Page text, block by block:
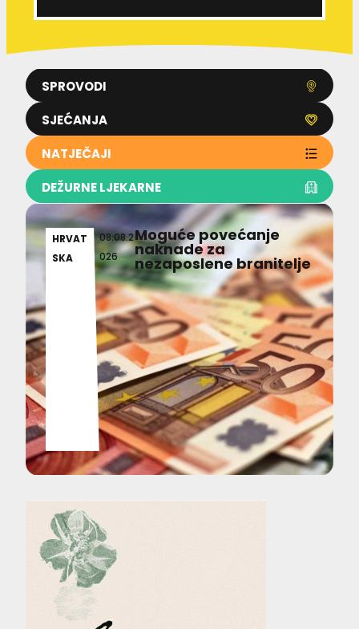
SPROVODI
SJEĆANJA
NATJEČAJI
DEŽURNE LJEKARNE
HRVAT
SKA
08.08.2
026
Moguće povećanje
naknade za
nezaposlene branitelje